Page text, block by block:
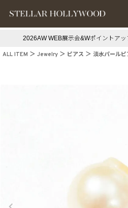
2026AW WEB展示会&Wポイントアッ
ALL ITEM Jewelry ピアス 淡水パール